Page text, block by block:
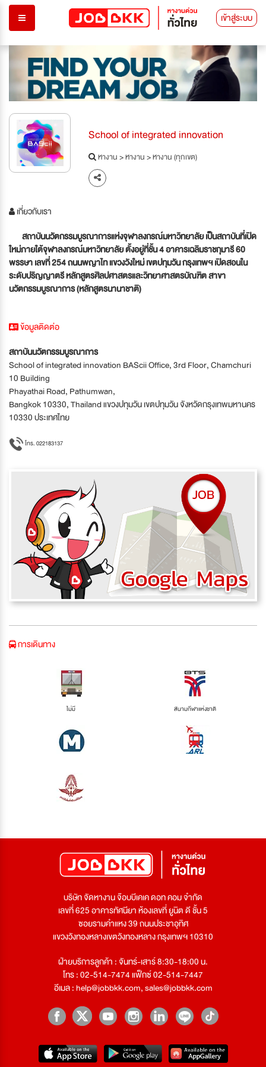
เข้าสู่ระบบ
School of integrated innovation
หางาน>หางาน>หางาน (ทุกเขต)
เกี่ยวกับเรา
สถาบันนวัตกรรมบูรณาการแห่งจุฬาลงกรณ์มหาวิทยาลัย เป็นสถาบันที่เปิด
ใหม่ภายใต้จุฬาลงกรณ์มหาวิทยาลัย ตั้งอยู่ที่ชั้น4 อาคารเฉลิมราชกุมารี 60
พรรษา เลขที่ 254 ถนนพญาไท แขวงวังใหม่ เขตปทุมวัน กรุงเทพฯ เปิดสอนใน
ระดับปริญญาตรี หลักสูตรศิลปศาสตรและวิทยาศาสตรบัณฑิต สาขา
นวัตกรรมบูรณาการ (หลักสูตรนานาชาติ)
ข้อมูลติดต่อ
สถาบันนวัตกรรมบูรณาการ
School of integrated innovation BAScii Office, 3rd Floor, Chamchuri
10 Building
Phayathai Road, Pathumwan,
Bangkok 10330, Thailand แขวงปทุมวัน เขตปทุมวัน จังหวัดกรุงเทพมหานคร
10330 ประเทศไทย
โทร. 022183137
การเดินทาง
ไม่มี สนามกีฬาแห่งชาติ
บริษัท จัดหางาน จ๊อบบีเคเค ดอท คอม จำกัด
เลขที่ 625 อาคารทัศนียา ห้องเลขที่ ยูนิต ดี ชั้น 5
ซอยรามคำแหง 39 ถนนประชาอุทิศ
แขวงวังทองหลางเขตวังทองหลาง กรุงเทพฯ 10310
ฝ่ายบริการลูกค้า : จันทร์-เสาร์ 8:30-18:00 น.
โทร : 02-514-7474 แฟ็กซ์ 02-514-7447
อีเมล :help@jobbkk.com,sales@jobbkk.com